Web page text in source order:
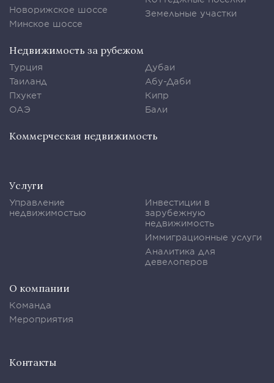
Новорижское шоссе
Минское шоссе
Земельные участки
Недвижимость за рубежом
Турция
Таиланд
Пхукет
ОАЭ
Дубаи
Абу-Даби
Кипр
Бали
Коммерческая недвижимость
Услуги
Управление
недвижимостью
Инвестиции в
зарубежную
недвижимость
Иммиграционные услуги
Аналитика для
девелоперов
О компании
Команда
Мероприятия
Контакты